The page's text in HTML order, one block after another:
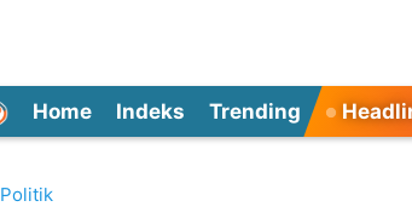
Home Indeks Trending
Politik